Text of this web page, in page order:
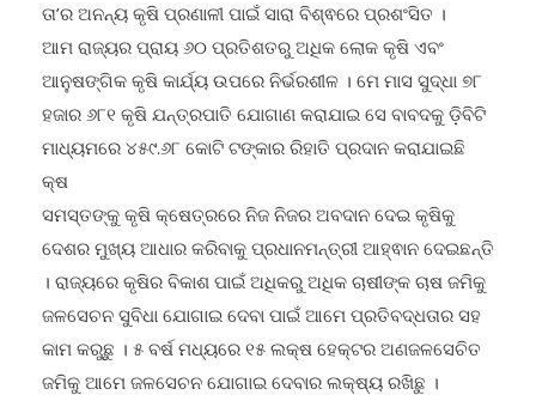
ତା’ର ଅନନ୍ୟ କୃଷି ପ୍ରଣାଳୀ ପାଇଁ ସାରା ବିଶ୍ଵରେ ପ୍ରଶଂସିତ ।
ଆମ ରାଜ୍ୟର ପ୍ରାୟ ୬୦ ପ୍ରତିଶତରୁ ଅଧିକ ଲୋକ କୃଷି ଏବଂ
ଆନୁଷଙ୍ଗିକ କୃଷି କାର୍ଯ୍ୟ ଉପରେ ନିର୍ଭରଶୀଳ । ମେ ମାସ ସୁଦ୍ଧା ୭୮
ହଜାର ୬୮୧ କୃଷି ଯନ୍ତ୍ରପାତି ଯୋଗାଣ କରାଯାଇ ସେ ବାବଦକୁ ଡ଼ିବିଟି
ମାଧ୍ୟମରେ ୪୫୯.୬୮ କୋଟି ଟଙ୍କାର ରିହାତି ପ୍ରଦାନ କରାଯାଇଛି
କ୍ଷ
ସମସ୍ତଙ୍କୁ କୃଷି କ୍ଷେତ୍ରରେ ନିଜ ନିଜର ଅବଦାନ ଦେଇ କୃଷିକୁ
ଦେଶର ମୁଖ୍ୟ ଆଧାର କରିବାକୁ ପ୍ରଧାନମନ୍ତ୍ରୀ ଆହ୍ଵାନ ଦେଇଛନ୍ତି
। ରାଜ୍ୟରେ କୃଷିର ବିକାଶ ପାଇଁ ଅଧିକରୁ ଅଧିକ ଚାଷୀଙ୍କ ଚାଷ ଜମିକୁ
ଜଳସେଚନ ସୁବିଧା ଯୋଗାଇ ଦେବା ପାଇଁ ଆମେ ପ୍ରତିବଦ୍ଧତାର ସହ
କାମ କରୁଛୁ । ୫ ବର୍ଷ ମଧ୍ୟରେ ୧୫ ଲକ୍ଷ ହେକ୍ଟର ଅଣଜଳସେଚିତ
ଜମିକୁ ଆମେ ଜଳସେଚନ ଯୋଗାଇ ଦେବାର ଲକ୍ଷ୍ୟ ରଖିଛୁ ।